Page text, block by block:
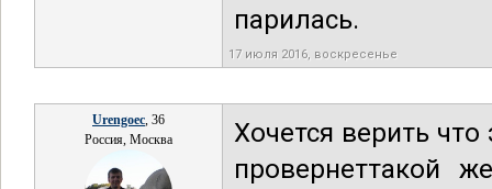
парилась.
17 июля 2016, воскресенье
Urengoec, 36
Россия, Москва
Хочется верить
провернеттакой